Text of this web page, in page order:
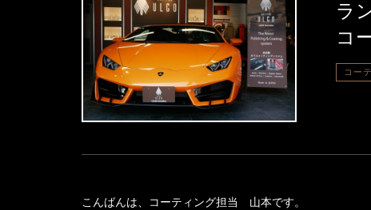
ラ
コ
コー
こんばんは、コーティング担当 山本です。